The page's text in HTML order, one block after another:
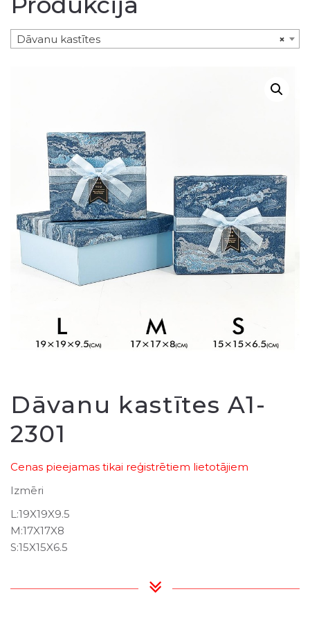
×
Dāvanu kastītes
Dāvanu kastītes A1-
2301
Cenas pieejamas tikai reģistrētiem lietotājiem
Izmēri
L:19X19X9.5
M:17X17X8
S:15X15X6.5